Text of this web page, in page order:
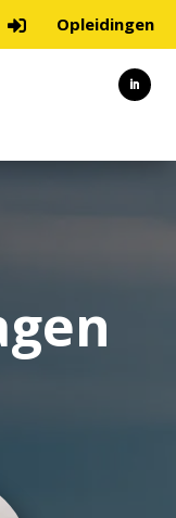
 Opleidingen